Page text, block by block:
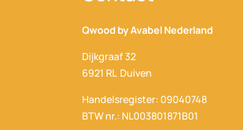
Qwood by Avabel Nederland
Dijkgraaf 32
6921 RL Duiven
Handelsregister: 09040748
BTW nr.: NL003801871B01